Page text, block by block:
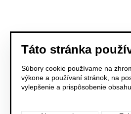
Táto stránka
Súbory cookie používame na
výkone a používaní stránok, na
vylepšenie a prispôsobenie